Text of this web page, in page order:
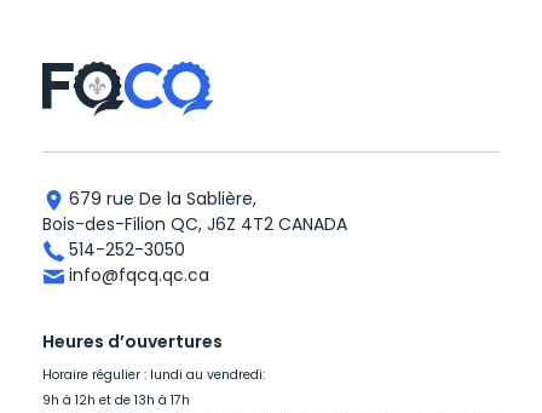
679 rue De la Sablière,
Bois-des-Filion QC, J6Z 4T2 CANADA
514-252-3050
info@fqcq.qc.ca
Heures d’ouvertures
Horaire régulier : lundi au vendredi:
9h à 12h et de 13h à 17h